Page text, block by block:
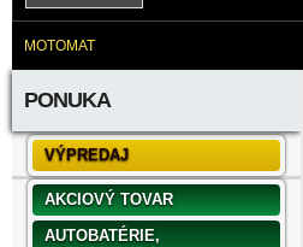
MOTOMAT
PONUKA
VÝPREDAJ
AKCIOVÝ TOVAR
AUTOBATÉRIE,